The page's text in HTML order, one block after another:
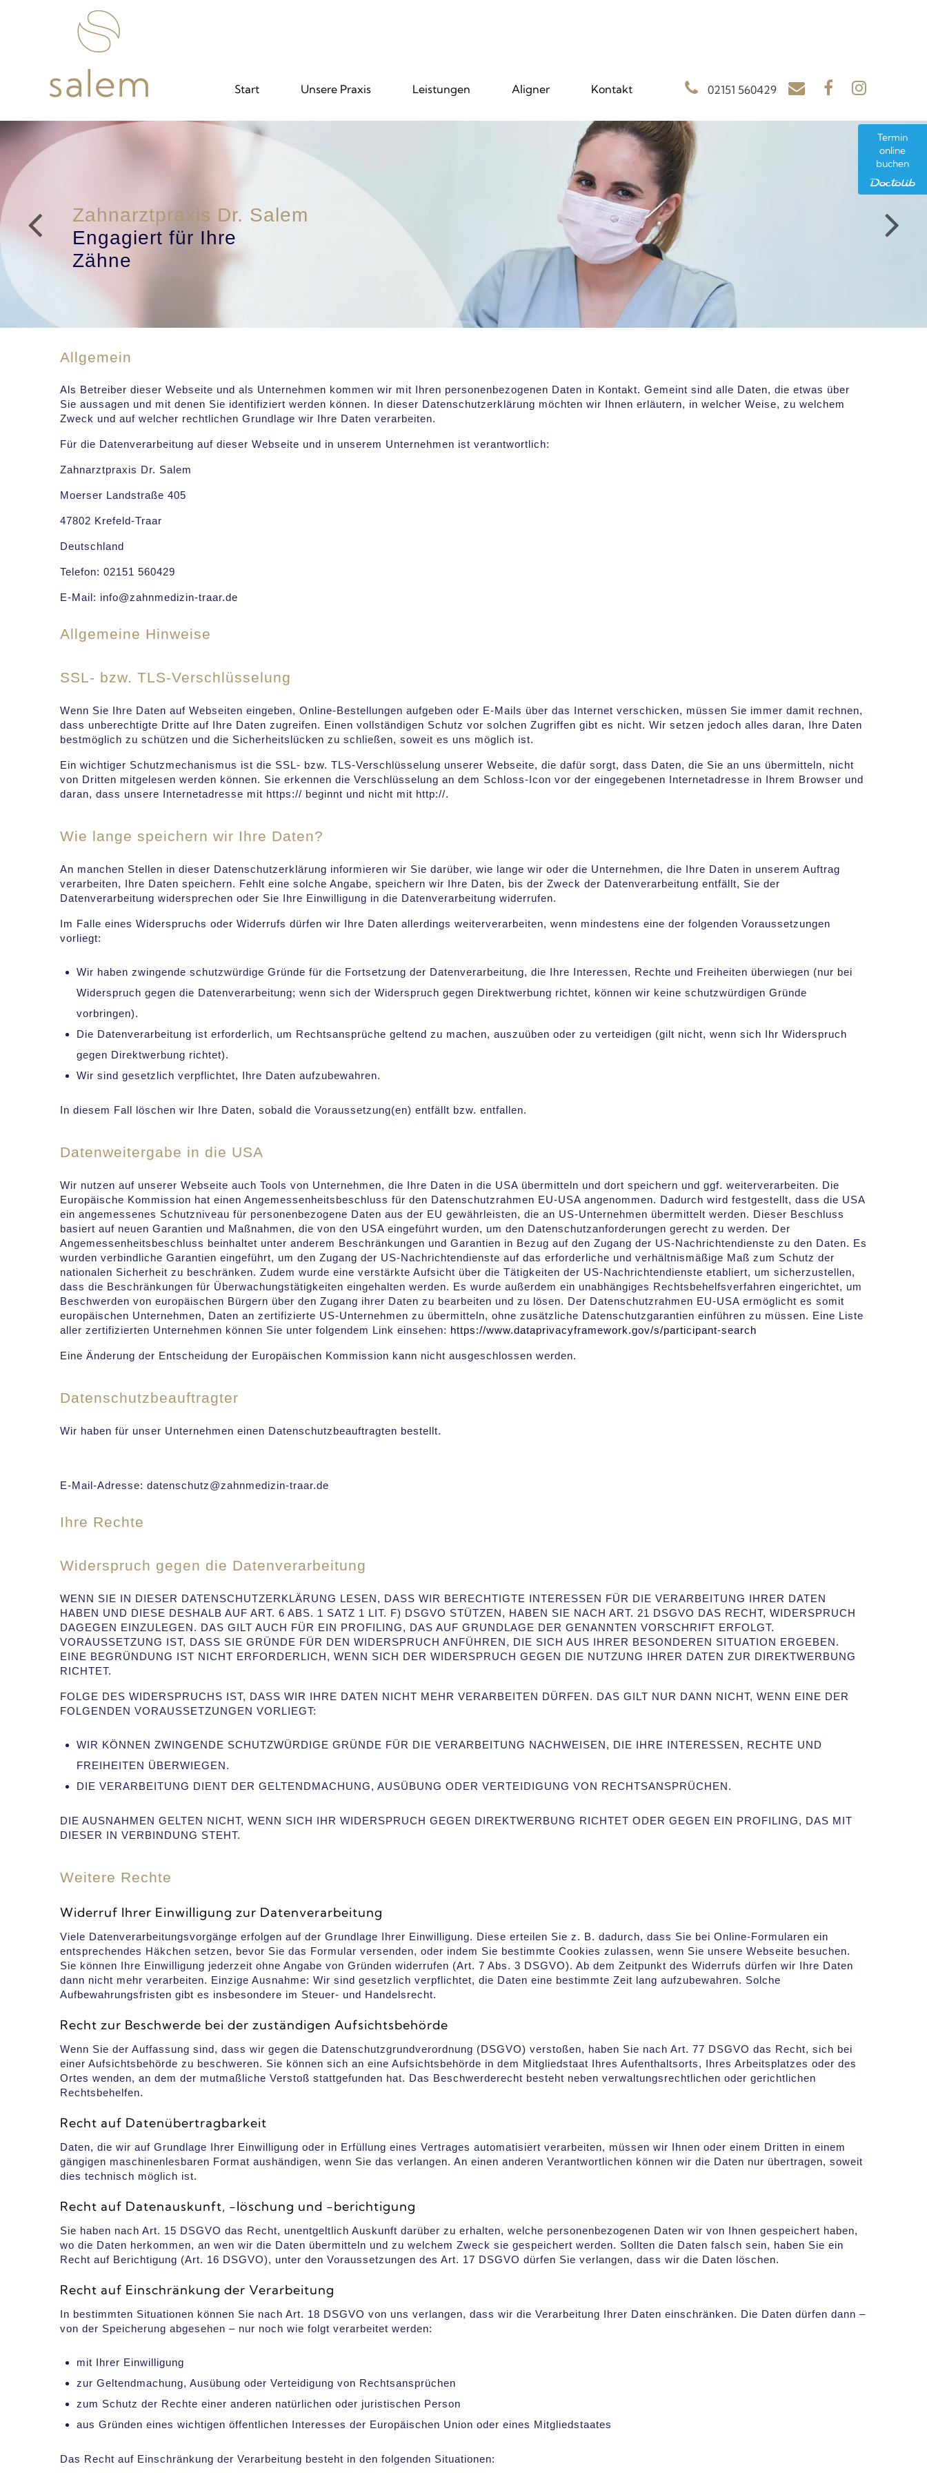
Start Unsere Praxis Leistungen Aligner Kontakt 02151 560429
Termin
online
buchen
Zahnarztpraxis Dr. Salem
Engagiert für Ihren
Zahnersatz
Allgemein
Als Betreiber dieser Webseite und als Unternehmen kommen wir mit Ihren personenbezogenen Daten in Kontakt. Gemeint sind alle Daten, die etwas über
Sie aussagen und mit denen Sie identifiziert werden können. In dieser Datenschutzerklärung möchten wir Ihnen erläutern, in welcher Weise, zu welchem
Zweck und auf welcher rechtlichen Grundlage wir Ihre Daten verarbeiten.
Für die Datenverarbeitung auf dieser Webseite und in unserem Unternehmen ist verantwortlich:
Zahnarztpraxis Dr. Salem
Moerser Landstraße 405
47802 Krefeld-Traar
Deutschland
Telefon: 02151 560429
E-Mail: info@zahnmedizin-traar.de
Allgemeine Hinweise
SSL- bzw. TLS-Verschlüsselung
Wenn Sie Ihre Daten auf Webseiten eingeben, Online-Bestellungen aufgeben oder E-Mails über das Internet verschicken, müssen Sie immer damit rechnen,
dass unberechtigte Dritte auf Ihre Daten zugreifen. Einen vollständigen Schutz vor solchen Zugriffen gibt es nicht. Wir setzen jedoch alles daran, Ihre Daten
bestmöglich zu schützen und die Sicherheitslücken zu schließen, soweit es uns möglich ist.
Ein wichtiger Schutzmechanismus ist die SSL- bzw. TLS-Verschlüsselung unserer Webseite, die dafür sorgt, dass Daten, die Sie an uns übermitteln, nicht
von Dritten mitgelesen werden können. Sie erkennen die Verschlüsselung an dem Schloss-Icon vor der eingegebenen Internetadresse in Ihrem Browser und
daran, dass unsere Internetadresse mit https:// beginnt und nicht mit http://.
Wie lange speichern wir Ihre Daten?
An manchen Stellen in dieser Datenschutzerklärung informieren wir Sie darüber, wie lange wir oder die Unternehmen, die Ihre Daten in unserem Auftrag
verarbeiten, Ihre Daten speichern. Fehlt eine solche Angabe, speichern wir Ihre Daten, bis der Zweck der Datenverarbeitung entfällt, Sie der
Datenverarbeitung widersprechen oder Sie Ihre Einwilligung in die Datenverarbeitung widerrufen.
Im Falle eines Widerspruchs oder Widerrufs dürfen wir Ihre Daten allerdings weiterverarbeiten, wenn mindestens eine der folgenden Voraussetzungen
vorliegt:
Wir haben zwingende schutzwürdige Gründe für die Fortsetzung der Datenverarbeitung, die Ihre Interessen, Rechte und Freiheiten überwiegen (nur bei
Widerspruch gegen die Datenverarbeitung; wenn sich der Widerspruch gegen Direktwerbung richtet, können wir keine schutzwürdigen Gründe
vorbringen).
Die Datenverarbeitung ist erforderlich, um Rechtsansprüche geltend zu machen, auszuüben oder zu verteidigen (gilt nicht, wenn sich Ihr Widerspruch
gegen Direktwerbung richtet).
Wir sind gesetzlich verpflichtet, Ihre Daten aufzubewahren.
In diesem Fall löschen wir Ihre Daten, sobald die Voraussetzung(en) entfällt bzw. entfallen.
Datenweitergabe in die USA
Wir nutzen auf unserer Webseite auch Tools von Unternehmen, die Ihre Daten in die USA übermitteln und dort speichern und ggf. weiterverarbeiten. Die
Europäische Kommission hat einen Angemessenheitsbeschluss für den Datenschutzrahmen EU-USA angenommen. Dadurch wird festgestellt, dass die USA
ein angemessenes Schutzniveau für personenbezogene Daten aus der EU gewährleisten, die an US-Unternehmen übermittelt werden. Dieser Beschluss
basiert auf neuen Garantien und Maßnahmen, die von den USA eingeführt wurden, um den Datenschutzanforderungen gerecht zu werden. Der
Angemessenheitsbeschluss beinhaltet unter anderem Beschränkungen und Garantien in Bezug auf den Zugang der US-Nachrichtendienste zu den Daten. Es
wurden verbindliche Garantien eingeführt, um den Zugang der US-Nachrichtendienste auf das erforderliche und verhältnismäßige Maß zum Schutz der
nationalen Sicherheit zu beschränken. Zudem wurde eine verstärkte Aufsicht über die Tätigkeiten der US-Nachrichtendienste etabliert, um sicherzustellen,
dass die Beschränkungen für Überwachungstätigkeiten eingehalten werden. Es wurde außerdem ein unabhängiges Rechtsbehelfsverfahren eingerichtet, um
Beschwerden von europäischen Bürgern über den Zugang ihrer Daten zu bearbeiten und zu lösen. Der Datenschutzrahmen EU-USA ermöglicht es somit
europäischen Unternehmen, Daten an zertifizierte US-Unternehmen zu übermitteln, ohne zusätzliche Datenschutzgarantien einführen zu müssen. Eine Liste
aller zertifizierten Unternehmen können Sie unter folgendem Link einsehen: https://www.dataprivacyframework.gov/s/participant-search
Eine Änderung der Entscheidung der Europäischen Kommission kann nicht ausgeschlossen werden.
Datenschutzbeauftragter
Wir haben für unser Unternehmen einen Datenschutzbeauftragten bestellt.
E-Mail-Adresse: datenschutz@zahnmedizin-traar.de
Ihre Rechte
Widerspruch gegen die Datenverarbeitung
WENN SIE IN DIESER DATENSCHUTZERKLÄRUNG LESEN, DASS WIR BERECHTIGTE INTERESSEN FÜR DIE VERARBEITUNG IHRER DATEN
HABEN UND DIESE DESHALB AUF ART. 6 ABS. 1 SATZ 1 LIT. F) DSGVO STÜTZEN, HABEN SIE NACH ART. 21 DSGVO DAS RECHT, WIDERSPRUCH
DAGEGEN EINZULEGEN. DAS GILT AUCH FÜR EIN PROFILING, DAS AUF GRUNDLAGE DER GENANNTEN VORSCHRIFT ERFOLGT.
VORAUSSETZUNG IST, DASS SIE GRÜNDE FÜR DEN WIDERSPRUCH ANFÜHREN, DIE SICH AUS IHRER BESONDEREN SITUATION ERGEBEN.
EINE BEGRÜNDUNG IST NICHT ERFORDERLICH, WENN SICH DER WIDERSPRUCH GEGEN DIE NUTZUNG IHRER DATEN ZUR DIREKTWERBUNG
RICHTET.
FOLGE DES WIDERSPRUCHS IST, DASS WIR IHRE DATEN NICHT MEHR VERARBEITEN DÜRFEN. DAS GILT NUR DANN NICHT, WENN EINE DER
FOLGENDEN VORAUSSETZUNGEN VORLIEGT:
WIR KÖNNEN ZWINGENDE SCHUTZWÜRDIGE GRÜNDE FÜR DIE VERARBEITUNG NACHWEISEN, DIE IHRE INTERESSEN, RECHTE UND
FREIHEITEN ÜBERWIEGEN.
DIE VERARBEITUNG DIENT DER GELTENDMACHUNG, AUSÜBUNG ODER VERTEIDIGUNG VON RECHTSANSPRÜCHEN.
DIE AUSNAHMEN GELTEN NICHT, WENN SICH IHR WIDERSPRUCH GEGEN DIREKTWERBUNG RICHTET ODER GEGEN EIN PROFILING, DAS MIT
DIESER IN VERBINDUNG STEHT.
Weitere Rechte
Widerruf Ihrer Einwilligung zur Datenverarbeitung
Viele Datenverarbeitungsvorgänge erfolgen auf der Grundlage Ihrer Einwilligung. Diese erteilen Sie z. B. dadurch, dass Sie bei Online-Formularen ein
entsprechendes Häkchen setzen, bevor Sie das Formular versenden, oder indem Sie bestimmte Cookies zulassen, wenn Sie unsere Webseite besuchen.
Sie können Ihre Einwilligung jederzeit ohne Angabe von Gründen widerrufen (Art. 7 Abs. 3 DSGVO). Ab dem Zeitpunkt des Widerrufs dürfen wir Ihre Daten
dann nicht mehr verarbeiten. Einzige Ausnahme: Wir sind gesetzlich verpflichtet, die Daten eine bestimmte Zeit lang aufzubewahren. Solche
Aufbewahrungsfristen gibt es insbesondere im Steuer- und Handelsrecht.
Recht zur Beschwerde bei der zuständigen Aufsichtsbehörde
Wenn Sie der Auffassung sind, dass wir gegen die Datenschutzgrundverordnung (DSGVO) verstoßen, haben Sie nach Art. 77 DSGVO das Recht, sich bei
einer Aufsichtsbehörde zu beschweren. Sie können sich an eine Aufsichtsbehörde in dem Mitgliedstaat Ihres Aufenthaltsorts, Ihres Arbeitsplatzes oder des
Ortes wenden, an dem der mutmaßliche Verstoß stattgefunden hat. Das Beschwerderecht besteht neben verwaltungsrechtlichen oder gerichtlichen
Rechtsbehelfen.
Recht auf Datenübertragbarkeit
Daten, die wir auf Grundlage Ihrer Einwilligung oder in Erfüllung eines Vertrages automatisiert verarbeiten, müssen wir Ihnen oder einem Dritten in einem
gängigen maschinenlesbaren Format aushändigen, wenn Sie das verlangen. An einen anderen Verantwortlichen können wir die Daten nur übertragen, soweit
dies technisch möglich ist.
Recht auf Datenauskunft, -löschung und -berichtigung
Sie haben nach Art. 15 DSGVO das Recht, unentgeltlich Auskunft darüber zu erhalten, welche personenbezogenen Daten wir von Ihnen gespeichert haben,
wo die Daten herkommen, an wen wir die Daten übermitteln und zu welchem Zweck sie gespeichert werden. Sollten die Daten falsch sein, haben Sie ein
Recht auf Berichtigung (Art. 16 DSGVO), unter den Voraussetzungen des Art. 17 DSGVO dürfen Sie verlangen, dass wir die Daten löschen.
Recht auf Einschränkung der Verarbeitung
In bestimmten Situationen können Sie nach Art. 18 DSGVO von uns verlangen, dass wir die Verarbeitung Ihrer Daten einschränken. Die Daten dürfen dann –
von der Speicherung abgesehen – nur noch wie folgt verarbeitet werden:
mit Ihrer Einwilligung
zur Geltendmachung, Ausübung oder Verteidigung von Rechtsansprüchen
zum Schutz der Rechte einer anderen natürlichen oder juristischen Person
aus Gründen eines wichtigen öffentlichen Interesses der Europäischen Union oder eines Mitgliedstaates
Das Recht auf Einschränkung der Verarbeitung besteht in den folgenden Situationen: